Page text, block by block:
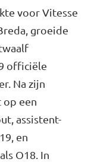
voor Vitesse
groeide
officiële
Na zijn
een
assistent-
en
O18. In